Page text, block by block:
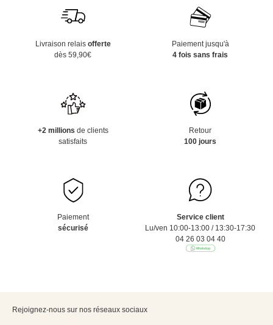
Livraison relais offerte
dès 59,90€
Paiement jusqu'à
4 fois sans frais
+2 millions de clients
satisfaits
Retour
100 jours
Paiement
sécurisé
Service client
Lu/ven 10:00-13:00 / 13:30-17:30
04 26 03 04 40
Rejoignez-nous sur nos réseaux sociaux